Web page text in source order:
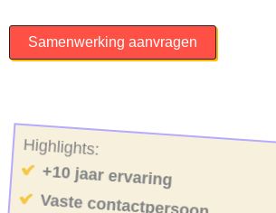
Samenwerking aanvragen
Highlights:
+10 jaar ervaring
Vaste contactpersoon